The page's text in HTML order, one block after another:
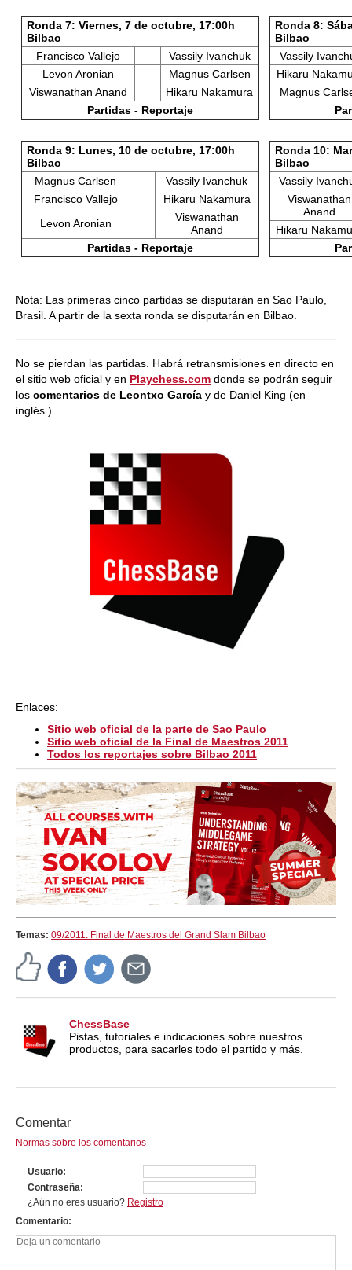
Ronda 7: Viernes, 7 de octubre, 17:00h
Bilbao
Francisco Vallejo
Vassily Ivanchuk
Levon Aronian
Magnus Carlsen
Viswanathan Anand
Hikaru Nakamura
Partidas - Reportaje
Ronda 8:
Bilbao
Vassily
Hikaru
Magnus
Ronda 9: Lunes, 10 de octubre, 17:00h
Bilbao
Magnus Carlsen
Vassily Ivanchuk
Francisco Vallejo
Hikaru Nakamura
Levon Aronian
Viswanathan
Anand
Partidas - Reportaje
Ronda 10:
Bilbao
Vassily
Viswanathan
Anand
Hikaru
Nota: Las primeras cinco partidas se disputarán en Sao Paulo,
Brasil. A partir de la sexta ronda se disputarán en Bilbao.
No se pierdan las partidas. Habrá retransmisiones en directo en
el sitio web oficial y en Playchess.com donde se podrán seguir
los comentarios de Leontxo García y de Daniel King (en
inglés.)
Enlaces:
Sitio web oficial de la parte de Sao Paulo
Sitio web oficial de la Final de Maestros 2011
Todos los reportajes sobre Bilbao 2011
Temas: 09/2011: Final de Maestros del Grand Slam Bilbao
ChessBase
Pistas, tutoriales e indicaciones sobre nuestros
productos, para sacarles todo el partido y más.
Comentar
Normas sobre los comentarios
Usuario
Contraseña
¿Aún no eres usuario? Registro
Comentario